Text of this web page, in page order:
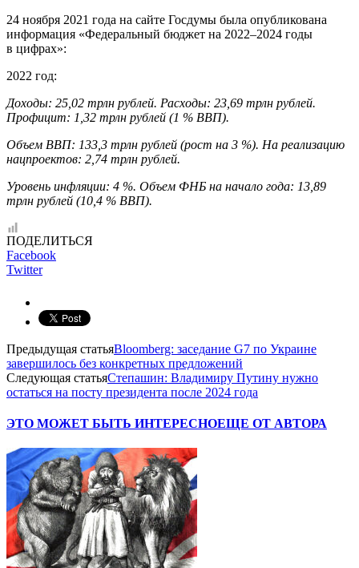
24 ноября 2021 года на сайте Госдумы была опубликована
информация «Федеральный бюджет на 2022–2024 годы
в цифрах»:
2022 год:
Доходы: 25,02 трлн рублей. Расходы: 23,69 трлн рублей.
Профицит: 1,32 трлн рублей (1 % ВВП).
Объем ВВП: 133,3 трлн рублей (рост на 3 %). На реализацию
нацпроектов: 2,74 трлн рублей.
Уровень инфляции: 4 %. Объем ФНБ на начало года: 13,89
трлн рублей (10,4 % ВВП).
ПОДЕЛИТЬСЯ
Facebook
Twitter
Предыдущая статьяBloomberg: заседание G7 по Украине
завершилось без конкретных предложений
Следующая статьяСтепашин: Владимиру Путину нужно
остаться на посту президента после 2024 года
ЭТО МОЖЕТ БЫТЬ ИНТЕРЕСНОЕЩЕ ОТ АВТОРА